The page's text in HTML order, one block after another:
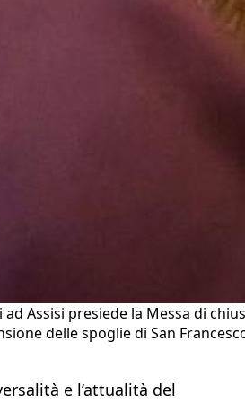
Assisi presiede la Messa di
delle spoglie di San
e l’attualità del